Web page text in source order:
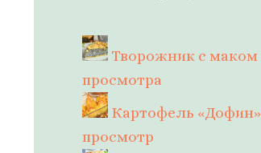
Творожник с маком
просмотра
Картофель «Дофин»
просмотр